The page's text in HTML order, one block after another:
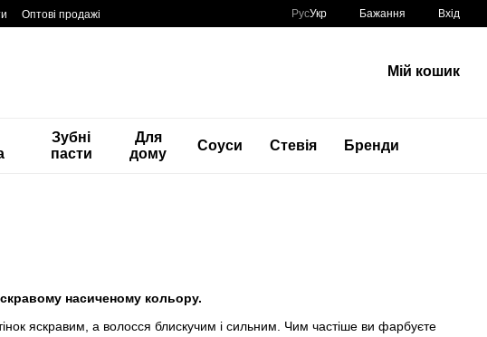
Оптові продажі РусУкр Бажання Вхід
Мій кошик
Зубні
пасти
Для
дому
Соуси Стевія Бренди
насиченому кольору.
яскравим, а волосся блискучим і сильним. Чим частіше ви фарбуєте